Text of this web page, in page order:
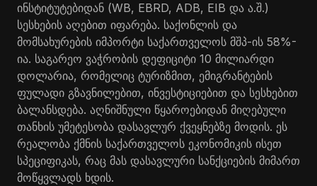
ინსტიტუტებიდან (WB, EBRD, ADB, EIB და ა.შ.)
სესხების აღებით იფარება. საქონლის და
მომსახურების იმპორტი საქართველოს მშპ-ის 58%-
ია. საგარეო ვაჭრობის დეფიციტი 10 მილიარდი
დოლარია, რომელიც ტურიზმით, ემიგრანტების
ფულადი გზავნილებით, ინვესტიციებით და სესხებით
ბალანსდება. აღნიშნული წყაროებიდან მიღებული
თანხის უმეტესობა დასავლურ ქვეყნებზე მოდის. ეს
რეალობა ქმნის საქართველოს ეკონომიკის ისეთ
სპეციფიკას, რაც მას დასავლური სანქციების მიმართ
მოწყვლადს ხდის.